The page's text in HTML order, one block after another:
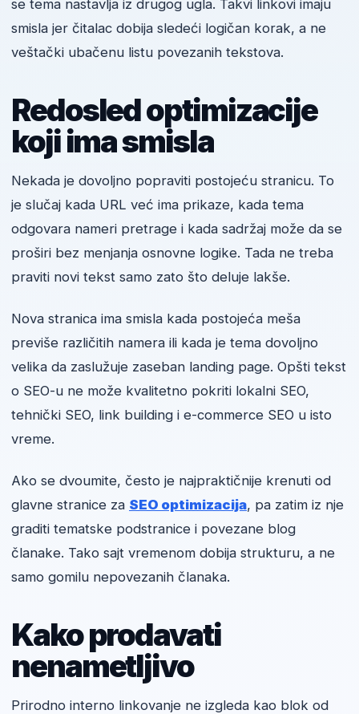
se tema nastavlja iz drugog ugla. Takvi linkovi imaju
smisla jer čitalac dobija sledeći logičan korak, a ne
veštački ubačenu listu povezanih tekstova.
Redosled optimizacije
koji ima smisla
Nekada je dovoljno popraviti postojeću stranicu. To
je slučaj kada URL već ima prikaze, kada tema
odgovara nameri pretrage i kada sadržaj može da se
proširi bez menjanja osnovne logike. Tada ne treba
praviti novi tekst samo zato što deluje lakše.
Nova stranica ima smisla kada postojeća meša
previše različitih namera ili kada je tema dovoljno
velika da zaslužuje zaseban landing page. Opšti tekst
o SEO-u ne može kvalitetno pokriti lokalni SEO,
tehnički SEO, link building i e-commerce SEO u isto
vreme.
Ako se dvoumite, često je najpraktičnije krenuti od
glavne stranice za SEO optimizacija, pa zatim iz nje
graditi tematske podstranice i povezane blog
članake. Tako sajt vremenom dobija strukturu, a ne
samo gomilu nepovezanih članaka.
Kako prodavati
nenametljivo
Prirodno interno linkovanje ne izgleda kao blok od